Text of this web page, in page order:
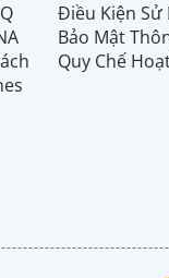
Điều Kiện Sử
Bảo Mật
Quy Chế